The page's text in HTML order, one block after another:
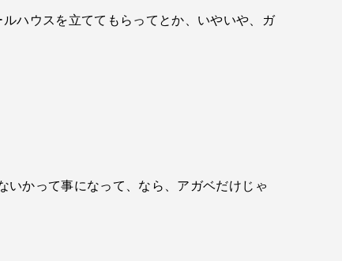
ハウスを立ててもらってとか、いやいや、ガ
かって事になって、なら、アガベだけじゃ